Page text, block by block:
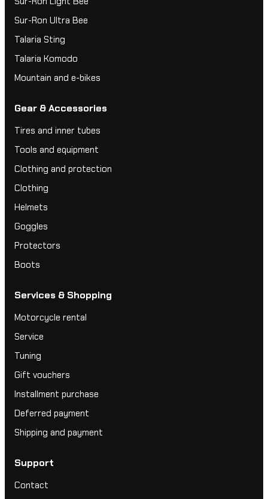
Sur-Ron Ultra Bee
Talaria Sting
Talaria Komodo
Mountain and e-bikes
Gear & Accessories
Tires and inner tubes
Tools and equipment
Clothing and protection
Clothing
Helmets
Goggles
Protectors
Boots
Services & Shopping
Motorcycle rental
Service
Tuning
Gift vouchers
Installment purchase
Deferred payment
Shipping and payment
Support
Contact